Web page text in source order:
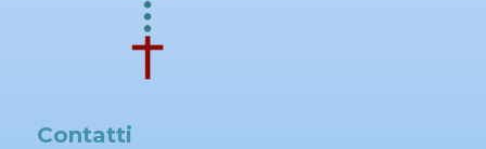
Contatti